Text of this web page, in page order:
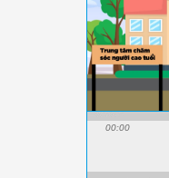
00:00